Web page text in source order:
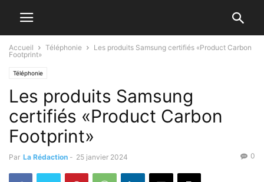
Accueil Téléphonie
Les produits Samsung certifiés «Product Carbon
Footprint»
Téléphonie
Les produits Samsung
certifiés «Product Carbon
Footprint»
Par La Rédaction - 25 janvier 2024 0